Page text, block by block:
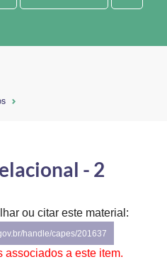
- 2
ou citar este material:
handle/capes/201637
associados a este item.